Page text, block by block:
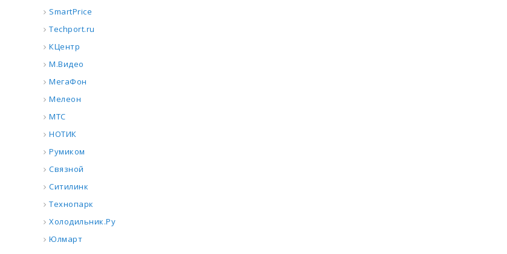
SmartPrice
Techport.ru
КЦентр
М.Видео
МегаФон
Мелеон
МТС
НОТИК
Румиком
Связной
Ситилинк
Технопарк
Холодильник.Ру
Юлмарт